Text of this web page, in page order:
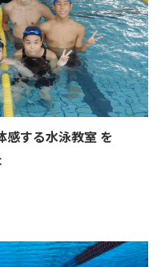
感する水泳教室 を